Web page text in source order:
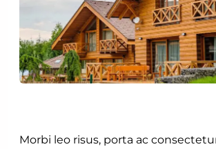
Morbi leo risus, porta ac